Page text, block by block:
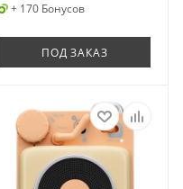
+ 170 Бонусов
ПОД ЗАКАЗ